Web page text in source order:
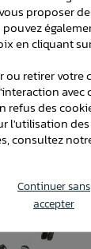
proposer
en cliquant
ou retirer votre
avec
refus des
l'utilisation
consultez
Continuer sans
accepter